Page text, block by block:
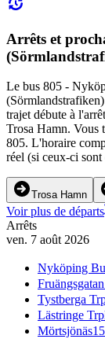
Arrêts et
Le bus 805 -
trajet débute à
Trosa Hamn. Vous
805. L'horaire
réel (si ceux-ci
Trosa Hamn
Voir plus de départs
Arrêts
ven. 7 août 2026
Nyköping
Fruängsgatan
Tystberga
Lästringe
Mörtsjönäs